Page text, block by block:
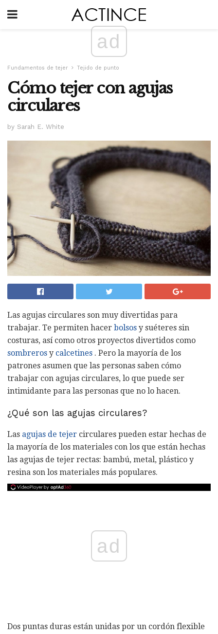
ad
Fundamentos de tejer Tejido de punto
Cómo tejer con agujas
circulares
by Sarah E. White
Las agujas circulares son muy divertidas para
trabajar. Te permiten hacer bolsos y suéteres sin
costuras, así como otros proyectos divertidos como
sombreros y calcetines . Pero la mayoría de los
patrones asumen que las personas saben cómo
trabajar con agujas circulares, lo que puede ser
intimidante para las personas que no lo hacen.
¿Qué son las agujas circulares?
Las agujas de tejer circulares pueden estar hechas de
la mayoría de los materiales con los que están hechas
las agujas de tejer rectas: bambú, metal, plástico y
resina son los materiales más populares.
ad
Dos puntas duras están unidas por un cordón flexible